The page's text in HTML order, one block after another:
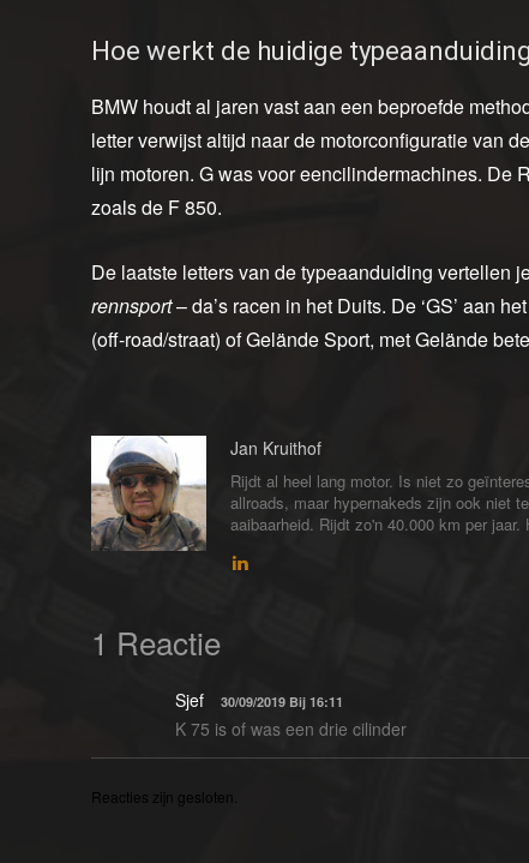
Hoe werkt de huidige
BMW houdt al jaren vast aan een beproefde
letter verwijst altijd naar de motorconfiguratie van
lijn motoren. G was voor eencilindermachines. De
zoals de F 850.
De laatste letters van de typeaanduiding vertellen
rennsport– da’s racen in het Duits. De ‘GS’ aan
(off-road/straat) of Gelände Sport, met Gelände
Jan Kruithof
Rijdt al heel lang motor. Is niet zo
allroads, maar hypernakeds zijn ook niet
aaibaarheid. Rijdt zo'n 40.000 km per
1 Reactie
Sjef 30/09/2019 Bij 16:11
K 75 is of was een drie cilinder
Reacties zijn gesloten.